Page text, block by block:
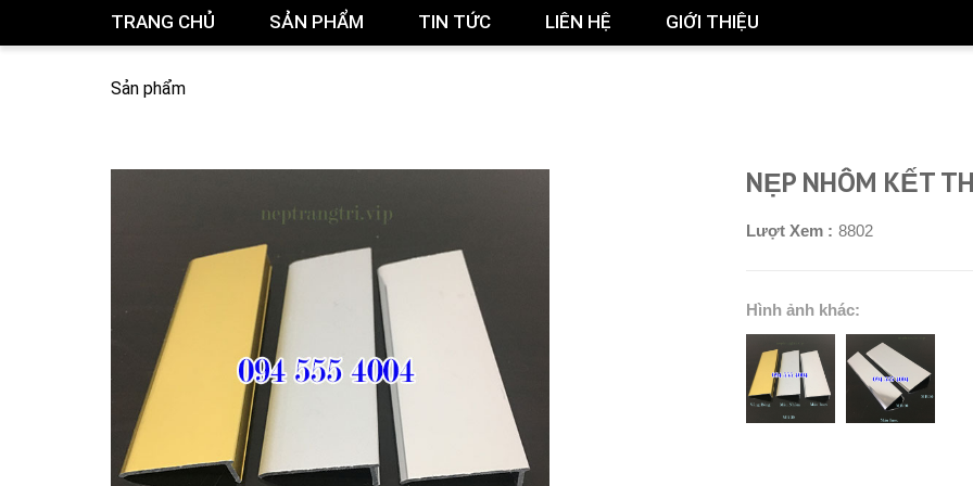
TRANG CHỦ SẢN PHẨM TIN TỨC LIÊN HỆ GIỚI THIỆU
Sản phẩm
NẸP NHÔM KẾT
Lượt Xem : 8802
Hình ảnh khác: